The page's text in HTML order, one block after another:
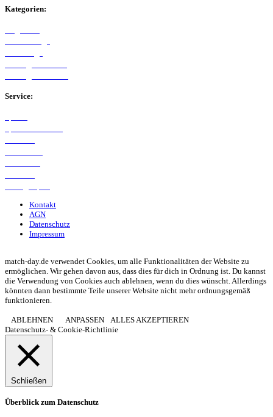
Kategorien:
Service:
Kontakt
AGN
Datenschutz
Impressum
match-day.de verwendet Cookies, um alle Funktionalitäten der Website zu
ermöglichen. Wir gehen davon aus, dass dies für dich in Ordnung ist. Du kannst
die Verwendung von Cookies auch ablehnen, wenn du dies wünscht. Allerdings
könnten dann bestimmte Teile unserer Website nicht mehr ordnungsgemäß
funktionieren.
ABLEHNEN ANPASSEN
ALLES AKZEPTIEREN
Datenschutz- & Cookie-Richtlinie
Schließen
Überblick zum Datenschutz